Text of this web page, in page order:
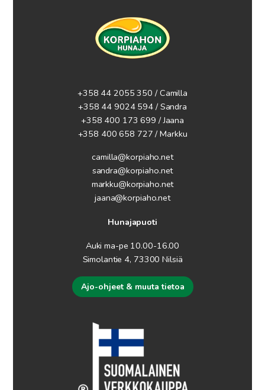
+358 44 2055 350 / Camilla
+358 44 9024 594 / Sandra
+358 400 173 699 / Jaana
+358 400 658 727 / Markku
camilla@korpiaho.net
sandra@korpiaho.net
markku@korpiaho.net
jaana@korpiaho.net
Hunajapuoti
Auki ma-pe 10.00-16.00
Simolantie 4, 73300 Nilsiä
Ajo-ohjeet & muuta tietoa